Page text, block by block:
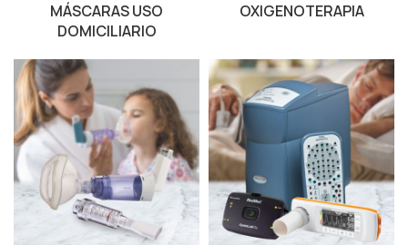
MÁSCARAS USO
DOMICILIARIO
OXIGENOTERAPIA